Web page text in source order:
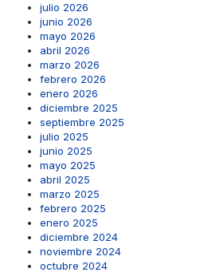
julio 2026
junio 2026
mayo 2026
abril 2026
marzo 2026
febrero 2026
enero 2026
diciembre 2025
septiembre 2025
julio 2025
junio 2025
mayo 2025
abril 2025
marzo 2025
febrero 2025
enero 2025
diciembre 2024
noviembre 2024
octubre 2024